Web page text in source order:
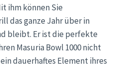
ihm können Sie
das ganze Jahr über in
bleibt. Er ist die perfekte
Masuria Bowl 1000 nicht
dauerhaftes Element ihres